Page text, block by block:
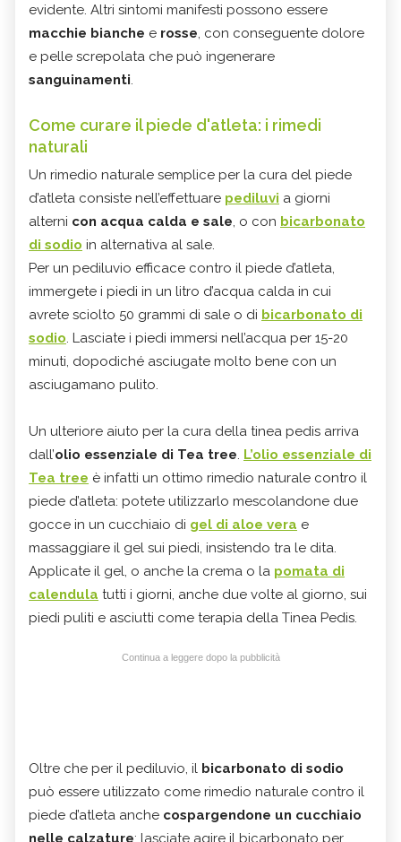
evidente. Altri sintomi manifesti possono essere
macchie bianche e rosse, con conseguente dolore
e pelle screpolata che può ingenerare
sanguinamenti.
Come curare il piede d'atleta: i rimedi
naturali
Un rimedio naturale semplice per la cura del piede
d’atleta consiste nell’effettuare pediluvi a giorni
alterni con acqua calda e sale, o con bicarbonato
di sodio in alternativa al sale.
Per un pediluvio efficace contro il piede d’atleta,
immergete i piedi in un litro d’acqua calda in cui
avrete sciolto 50 grammi di sale o di bicarbonato di
sodio. Lasciate i piedi immersi nell’acqua per 15-20
minuti, dopodiché asciugate molto bene con un
asciugamano pulito.
Un ulteriore aiuto per la cura della tinea pedis arriva
dall’olio essenziale di Tea tree. L’olio essenziale di
Tea tree è infatti un ottimo rimedio naturale contro il
piede d’atleta: potete utilizzarlo mescolandone due
gocce in un cucchiaio di gel di aloe vera e
massaggiare il gel sui piedi, insistendo tra le dita.
Applicate il gel, o anche la crema o la pomata di
calendula tutti i giorni, anche due volte al giorno, sui
piedi puliti e asciutti come terapia della Tinea Pedis.
Continua a leggere dopo la pubblicità
Oltre che per il pediluvio, il bicarbonato di sodio
può essere utilizzato come rimedio naturale contro il
piede d’atleta anche cospargendone un cucchiaio
nelle calzature: lasciate agire il bicarbonato per